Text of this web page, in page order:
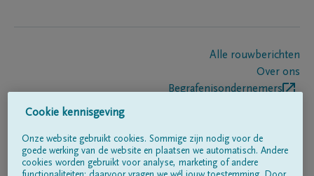
Alle rouwberichten
Over ons
Begrafenisondernemers
Volg ons op
Cookie kennisgeving
Onze website gebruikt cookies. Sommige zijn nodig voor de
goede werking van de website en plaatsen we automatisch. Andere
cookies worden gebruikt voor analyse, marketing of andere